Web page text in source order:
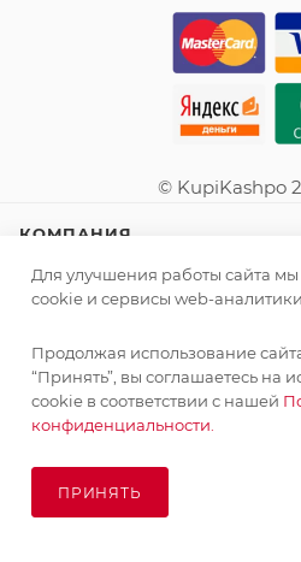
© KupiKashpo
КОМПАНИЯ
ИНФОРМАЦИЯ
ПОМОЩЬ
ПОДПИСАТЬСЯ НА
Для улучшения работы сайта
cookie и сервисы web-аналитики.
Продолжая использование
“Принять”, вы соглашаетесь на
cookie в соответствии с нашей
конфиденциальности.
ПРИНЯТЬ